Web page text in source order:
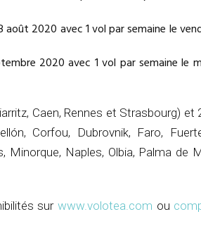
août 2020 avec 1 vol par semaine le
2020 avec 1 vol par semaine le
Caen, Rennes et Strasbourg) et
Corfou, Dubrovnik, Faro,
Minorque, Naples, Olbia, Palma de
surwww.volotea.com ou